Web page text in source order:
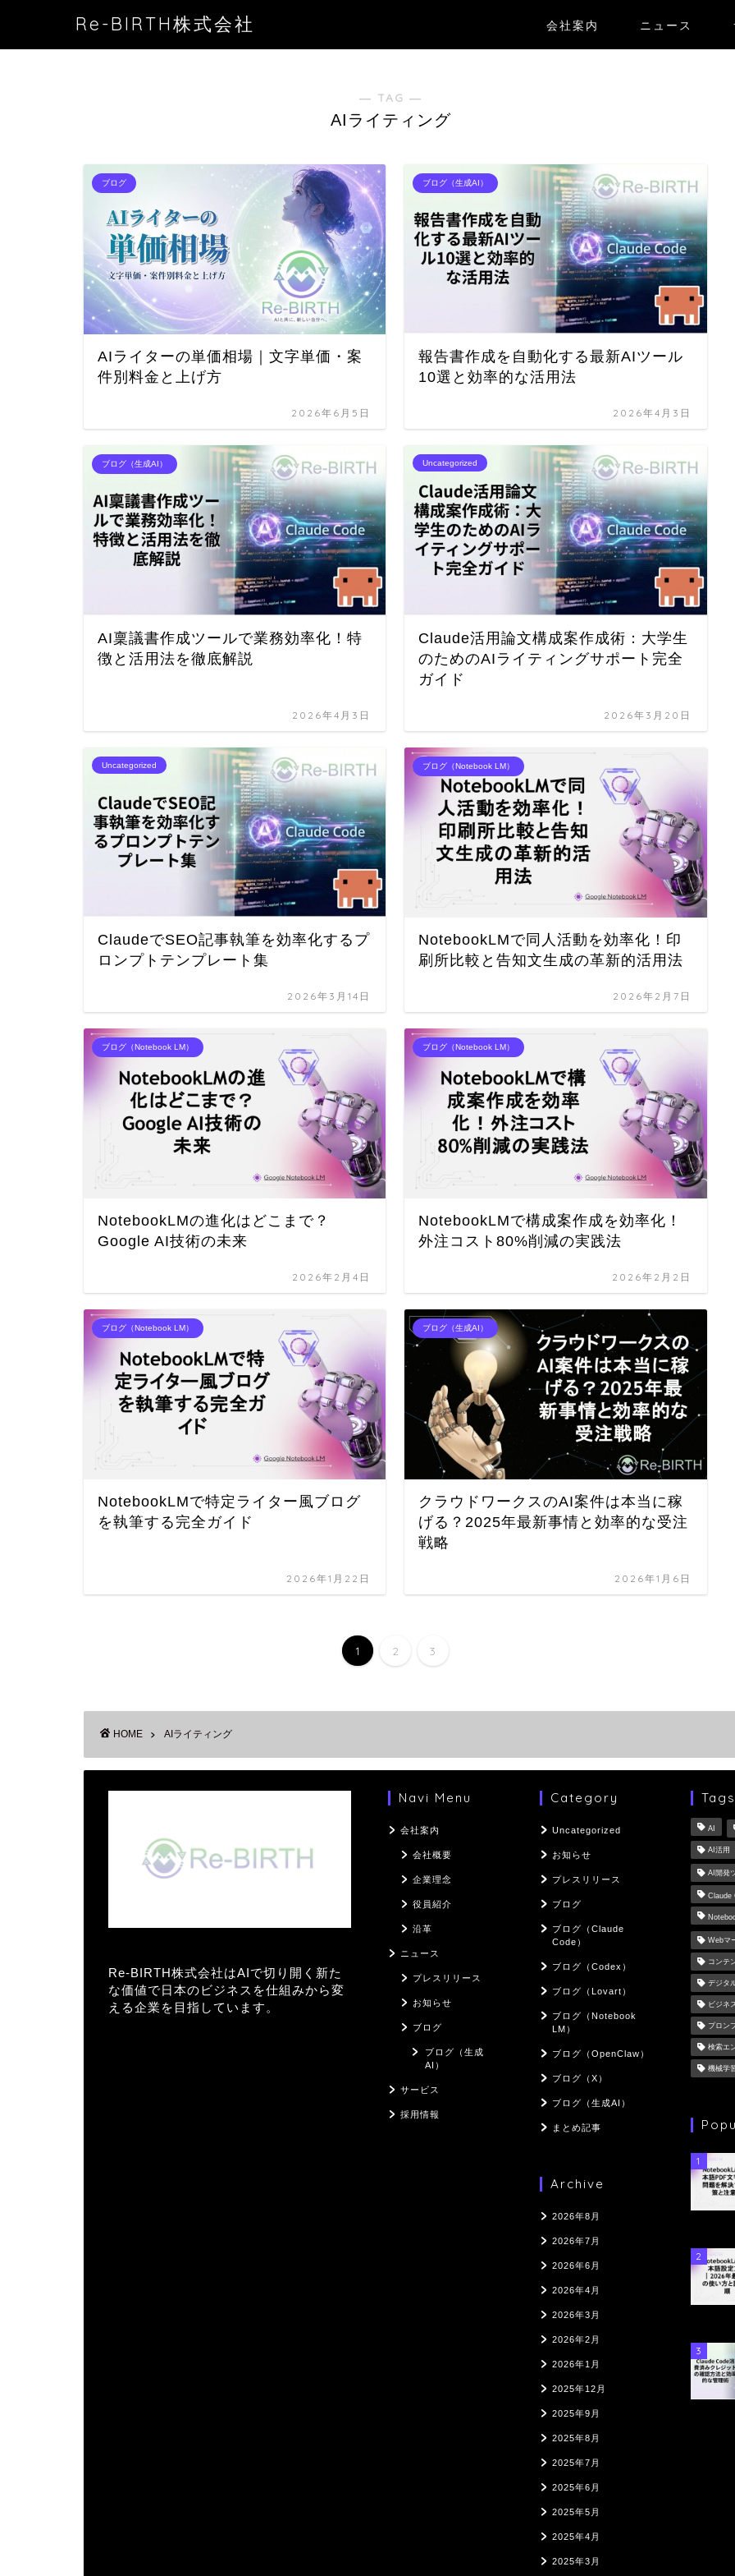
Re-BIRTH株式会社 会社案内 ニュース
― TAG ―
AIライティング
ブログ
AIライターの単価相場｜文字単価・案
件別料金と上げ方
2026年6月5日
ブログ（生成AI）
報告書作成を自動化する最新AIツール
10選と効率的な活用法
2026年4月3日
ブログ（生成AI）
AI稟議書作成ツールで業務効率化！特
徴と活用法を徹底解説
2026年4月3日
Uncategorized
Claude活用論文構成案作成術：大学生
のためのAIライティングサポート完全
ガイド
2026年3月20日
Uncategorized
ClaudeでSEO記事執筆を効率化するプ
ロンプトテンプレート集
2026年3月14日
ブログ（Notebook LM）
NotebookLMで同人活動を効率化！印
刷所比較と告知文生成の革新的活用法
2026年2月7日
ブログ（Notebook LM）
NotebookLMの進化はどこまで？
Google AI技術の未来
2026年2月4日
ブログ（Notebook LM）
NotebookLMで構成案作成を効率化！
外注コスト80%削減の実践法
2026年2月2日
ブログ（Notebook LM）
NotebookLMで特定ライター風ブログ
を執筆する完全ガイド
2026年1月22日
ブログ（生成AI）
クラウドワークスのAI案件は本当に稼
げる？2025年最新事情と効率的な受注
戦略
2026年1月6日
1 2 3
HOME AIライティング
Re-BIRTH株式会社はAIで切り開く新た
な価値で日本のビジネスを仕組みから変
える企業を目指しています。
Navi Menu
会社案内
会社概要
企業理念
役員紹介
沿革
ニュース
プレスリリース
お知らせ
ブログ
ブログ（生成
AI）
サービス
採用情報
Category
Uncategorized
お知らせ
プレスリリース
ブログ
ブログ（Claude
Code）
ブログ（Codex）
ブログ（Lovart）
ブログ（Notebook
LM）
ブログ（OpenClaw）
ブログ（X）
ブログ（生成AI）
まとめ記事
Archive
2026年8月
2026年7月
2026年6月
2026年4月
2026年3月
2026年2月
2026年1月
2025年12月
2025年9月
2025年8月
2025年7月
2025年6月
2025年5月
2025年4月
2025年3月
Tags
AI
AI活用
AI開発
Claude
Webマ
コンテ
デジタ
ビジネ
プロン
検索エ
機械学
1
2
3